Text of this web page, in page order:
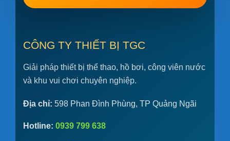
CÔNG TY THIẾT BỊ TGC
Giải pháp thiết bị thể thao, hồ bơi, công viên nước
và khu vui chơi chuyên nghiệp.
Địa chỉ: 598 Phan Đình Phùng, TP Quảng Ngãi
Hotline: 0939 799 638